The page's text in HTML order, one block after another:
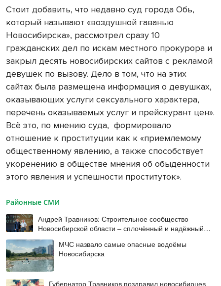
Стоит добавить, что недавно суд города Обь,
который называют «воздушной гаванью
Новосибирска», рассмотрел сразу 10
гражданских дел по искам местного прокурора и
закрыл десять новосибирских сайтов с рекламой
девушек по вызову. Дело в том, что на этих
сайтах была размещена информация о девушках,
оказывающих услуги сексуального характера,
перечень оказываемых услуг и прейскурант цен».
Всё это, по мнению суда, формировало
отношение к проституции как к «приемлемому
общественному явлению, а также способствует
укоренению в обществе мнения об обыденности
этого явления и успешности проституток».
Районные СМИ
Андрей Травников: Строительное сообщество
Новосибирской области – сплочённый и надёжный
коллектив
МЧС назвало самые опасные водоёмы
Новосибирска
Губернатор Травников поздравил новосибирцев